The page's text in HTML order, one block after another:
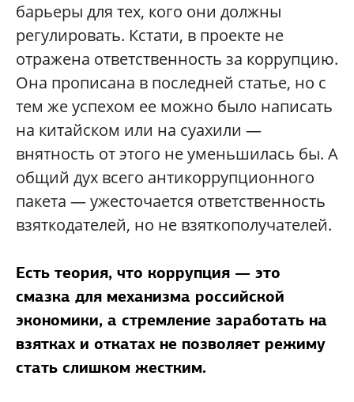
барьеры для тех, кого они должны
регулировать. Кстати, в проекте не
отражена ответственность за коррупцию.
Она прописана в последней статье, но с
тем же успехом ее можно было написать
на китайском или на суахили —
внятность от этого не уменьшилась бы. А
общий дух всего антикоррупционного
пакета — ужесточается ответственность
взяткодателей, но не взяткополучателей.
Есть теория, что коррупция — это
смазка для механизма российской
экономики, а стремление заработать на
взятках и откатах не позволяет режиму
стать слишком жестким.